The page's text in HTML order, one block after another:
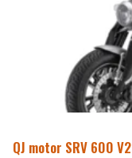
QJ motor SRV 600 V2